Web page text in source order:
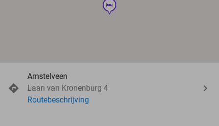
hotel
Amstelveen
Laan van Kronenburg 4
Routebeschrijving